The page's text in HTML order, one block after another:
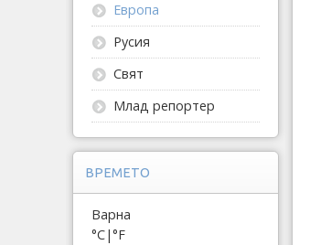
Европа
Русия
Свят
Млад репортер
ВРЕМЕТО
Варна
°C|°F